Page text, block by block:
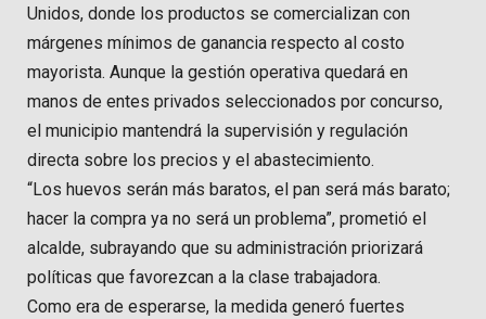
Unidos, donde los productos se comercializan con
márgenes mínimos de ganancia respecto al costo
mayorista. Aunque la gestión operativa quedará en
manos de entes privados seleccionados por concurso,
el municipio mantendrá la supervisión y regulación
directa sobre los precios y el abastecimiento.
“Los huevos serán más baratos, el pan será más barato;
hacer la compra ya no será un problema”, prometió el
alcalde, subrayando que su administración priorizará
políticas que favorezcan a la clase trabajadora.
Como era de esperarse, la medida generó fuertes